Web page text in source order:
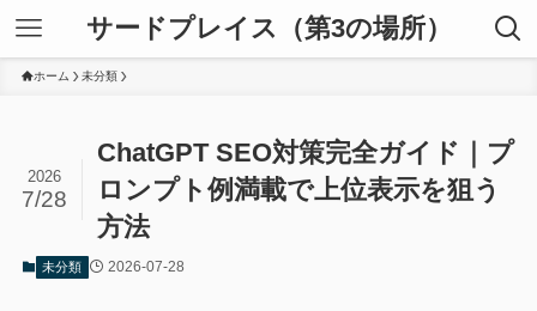
サードプレイス（第3の場所）
ホーム 未分類
ChatGPT SEO対策完全ガイド｜プ
ロンプト例満載で上位表示を狙う
方法
2026
7/28
未分類 2026-07-28